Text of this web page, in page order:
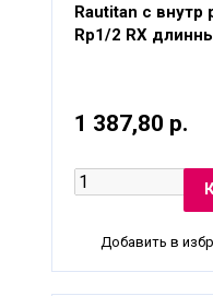
Rautitan с внутр
Rp1/2 RX
1 387,80 р.
Добавить в